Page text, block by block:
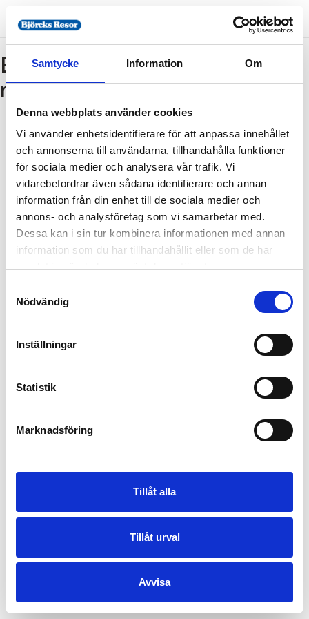
Samtycke Information Om
Denna webbplats använder cookies
Vi använder enhetsidentifierare för att anpassa innehållet
och annonserna till användarna, tillhandahålla funktioner
för sociala medier och analysera vår trafik. Vi
vidarebefordrar även sådana identifierare och annan
information från din enhet till de sociala medier och
annons- och analysföretag som vi samarbetar med.
Dessa kan i sin tur kombinera informationen med annan
information som du har tillhandahållit eller som de har
Nödvändig
Inställningar
Statistik
Marknadsföring
Tillåt alla
Tillåt urval
Avvisa
Bokning - Tillbaka till
resebeskrivningen
Tillbaka till resebeskrivningen
1. Antal resenärer och rum
2. Personupplysningar
3. Betalning
Fel